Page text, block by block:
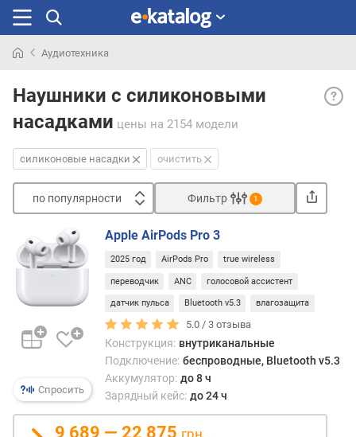
раньше
Аудиотехника
Наушники с силиконовыми
насадками цены на 2154 модели
силиконовые насадки очистить
по популярности
п
о
у
л
н
о
с
Фильтр 1
Спросить
Apple AirPods Pro 3
2025 год AirPods Pro true wireless
переводчик ANC голосовой ассистент
датчик пульса Bluetooth v5.3 влагозащита
5.0 /3 отзыва
Конструкция: внутриканальные
Подключение: беспроводные, Bluetooth v5.3
Аккумулятор: до 8 ч
Зарядный кейс: до 24 ч
9 689 — 22 875 грн.